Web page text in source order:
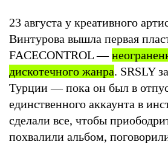
23 августа у креативного
Винтурова вышла первая
FACECONTROL —
дискотечного жанра. SRSLY
Турции — пока он был в
единственного аккаунта в
сделали все, чтобы
похвалили альбом,